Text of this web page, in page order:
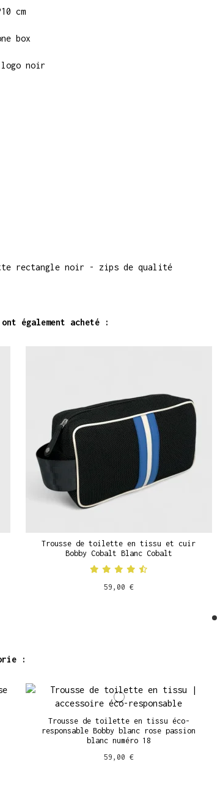
cm
box
logo noir
rectangle noir - zips de qualité
également acheté :
Trousse de toilette en tissu et cuir
Bobby Cobalt Blanc Cobalt
59,00 €
:
Trousse de toilette en tissu éco-
responsable Bobby blanc rose passion
blanc numéro 18
59,00 €